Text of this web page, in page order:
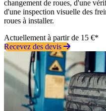
changement de roues, d'une
d'une inspection visuelle des
roues à installer.
Actuellement à partir de 15 €*
Recevez des devis